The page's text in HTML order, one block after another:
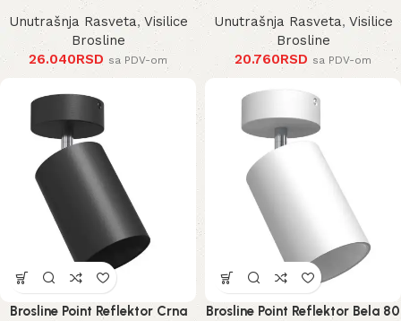
Unutrašnja Rasveta,Visilice
Brosline
26.040RSD sa PDV-om
Unutrašnja Rasveta,Visilice
Brosline
20.760RSD sa PDV-om
Brosline Point Reflektor Crna
Brosline Point Reflektor Bela 80